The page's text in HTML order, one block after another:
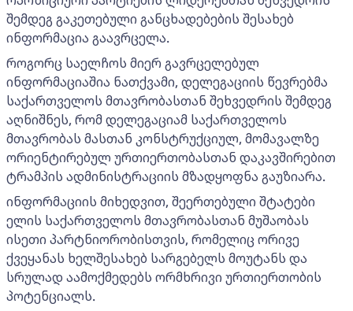
შემდეგ გაკეთებული განცხადებების შესახებ
ინფორმაცია გაავრცელა.
როგორც საელჩოს მიერ გავრცელებულ
ინფორმაციაშია ნათქვამი, დელეგაციის წევრებმა
საქართველოს მთავრობასთან შეხვედრის შემდეგ
აღნიშნეს, რომ დელეგაციამ საქართველოს
მთავრობას მასთან კონსტრუქციულ, მომავალზე
ორიენტირებულ ურთიერთობასთან დაკავშირებით
ტრამპის ადმინისტრაციის მზადყოფნა გაუზიარა.
ინფორმაციის მიხედვით, შეერთებული შტატები
ელის საქართველოს მთავრობასთან მუშაობას
ისეთი პარტნიორობისთვის, რომელიც ორივე
ქვეყანას ხელშესახებ სარგებელს მოუტანს და
სრულად აამოქმედებს ორმხრივი ურთიერთობის
პოტენციალს.